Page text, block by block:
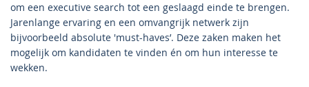
om een executive search tot een geslaagd einde te brengen.
Jarenlange ervaring en een omvangrijk netwerk zijn
bijvoorbeeld absolute 'must-haves’. Deze zaken maken het
mogelijk om kandidaten te vinden én om hun interesse te
wekken.